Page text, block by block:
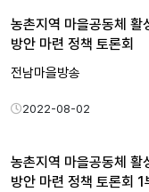
농촌지역 마을공동체 활
방안 마련 정책 토론회
전남마을방송
2022-08-02
농촌지역 마을공동체 활
방안 마련 정책 토론회 1